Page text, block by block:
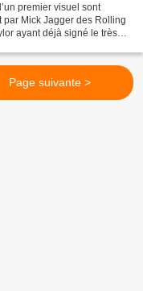
premier visuel sont
Mick Jagger des Rolling
ayant déjà signé le très
Page suivante >